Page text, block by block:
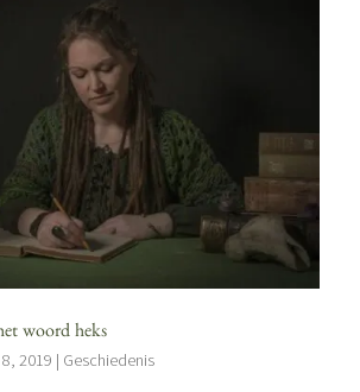
woord heks
2019 | Geschiedenis